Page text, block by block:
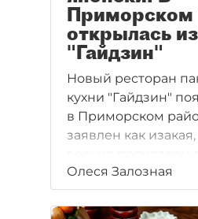
Приморском
открылась
"Гайдзин"
Новый ресторан
кухни "Гайдзин"
в Приморском
заявлен как изакая,
весьма популярен
Олеся Залозная